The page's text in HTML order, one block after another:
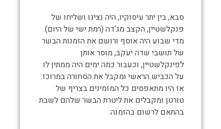
סבא, בין יתר עיסוקיו, היה נציגו ושליחו של
פנקלשטיין, הקצב מג’דה (רמת ישי של היום).
מדי שבוע היה אוסף ורושם את הזמנות הבשר
של תושבי שדה יעקב, מוסר אותן
לפינקלשטיין, וכעבור כמה ימים היה ממתין לו
על הכביש הראשי ומקבל את הסחורה במרוכז.
אז היו מתאפסים כל המזמינים בצריף של
טורטן ומקבלים את ליטרת הבשר שלהם לשבת
בהתאם לרשום בהזמנה.